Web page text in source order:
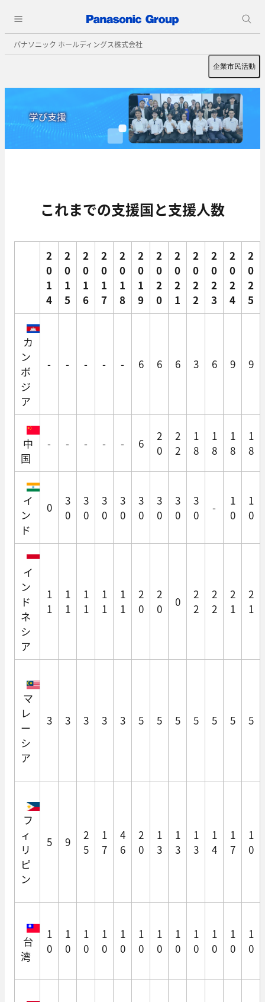
パナソニック ホールディングス株式会社
企業市民活動
これまでの支援国と支援人数
2
0
1
4
2
0
1
5
2
0
1
6
2
0
1
7
2
0
1
8
2
0
1
9
2
0
2
0
2
0
2
1
2
0
2
2
2
0
2
3
2
0
2
4
2
0
2
5
カ
ン
ボ
ジ
ア
- - - - - 6 6 6 3 6 9 9
中
国
- - - - - 6
2
0
2
2
1
8
1
8
1
8
1
8
イ
ン
ド
0
3
0
3
0
3
0
3
0
3
0
3
0
3
0
3
0
-
1
0
1
0
イ
ン
ド
ネ
シ
ア
1
1
1
1
1
1
1
1
1
1
2
0
2
0
0
2
2
2
2
2
1
2
1
マ
レ
ー
シ
ア
3 3 3 3 3 5 5 5 5 5 5 5
フ
ィ
リ
ピ
ン
5 9
2
5
1
7
4
6
2
0
1
3
1
3
1
3
1
4
1
7
1
0
台
湾
1
0
1
0
1
0
1
0
1
0
1
0
1
0
1
0
1
0
1
0
1
0
1
0